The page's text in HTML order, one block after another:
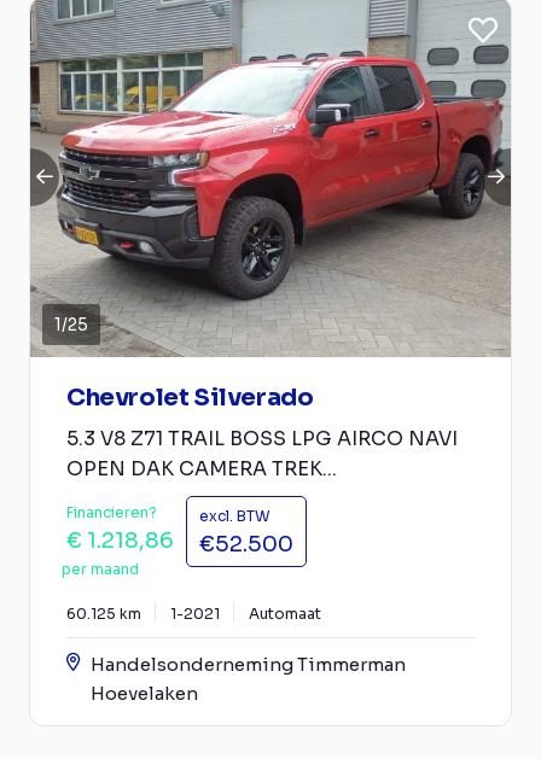
1/25
Chevrolet Silverado
5.3 V8 Z71 TRAIL BOSS LPG AIRCO NAVI
OPEN DAK CAMERA TREK...
Financieren?
€ 1.218,86
per maand
excl. BTW
€52.500
60.125 km 1-2021 Automaat
Handelsonderneming Timmerman
Hoevelaken